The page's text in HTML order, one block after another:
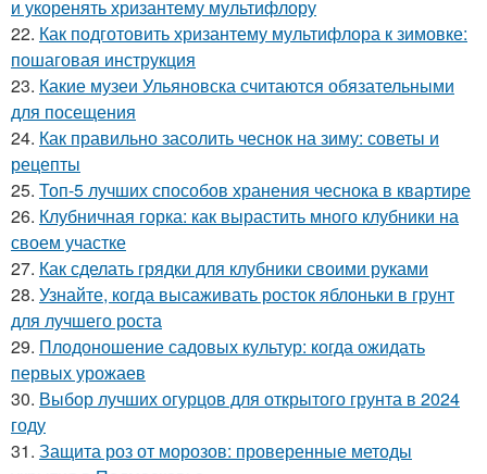
и укоренять хризантему мультифлору
22. Как подготовить хризантему мультифлора к зимовке:
пошаговая инструкция
23. Какие музеи Ульяновска считаются обязательными
для посещения
24. Как правильно засолить чеснок на зиму: советы и
рецепты
25. Топ-5 лучших способов хранения чеснока в квартире
26. Клубничная горка: как вырастить много клубники на
своем участке
27. Как сделать грядки для клубники своими руками
28. Узнайте, когда высаживать росток яблоньки в грунт
для лучшего роста
29. Плодоношение садовых культур: когда ожидать
первых урожаев
30. Выбор лучших огурцов для открытого грунта в 2024
году
31. Защита роз от морозов: проверенные методы